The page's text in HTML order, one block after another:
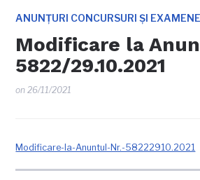
ANUNȚURI CONCURSURI ȘI EXAMENE
Modificare la
5822/29.10.2021
on26/11/2021
Modificare-la-Anuntul-Nr.-58222910.2021